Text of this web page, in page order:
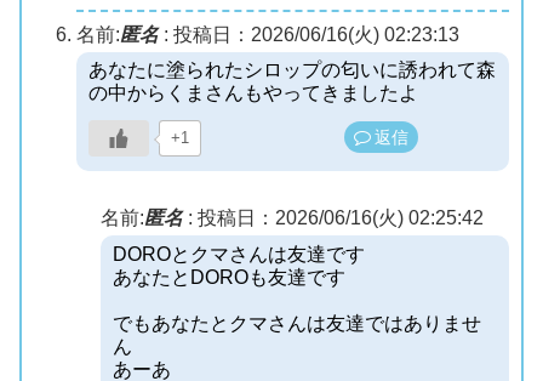
名前:匿名: 投稿日：2026/06/16(火) 02:23:13
あなたに塗られたシロップの匂いに誘われて森
の中からくまさんもやってきましたよ
+1 返信
名前:匿名: 投稿日：2026/06/16(火) 02:25:42
DOROとクマさんは友達です
あなたとDOROも友達です
でもあなたとクマさんは友達ではありませ
ん
あーあ